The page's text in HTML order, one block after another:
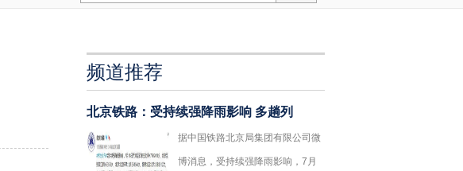
频道推荐
北京铁路：受持续强降雨影响 多趟列
据中国铁路北京局集团有限公司微
博消息，受持续强降雨影响，7月